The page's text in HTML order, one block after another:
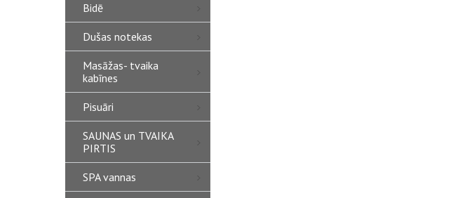
Bidē
Dušas notekas
Masāžas- tvaika
kabīnes
Pisuāri
SAUNAS un TVAIKA
PIRTIS
SPA vannas